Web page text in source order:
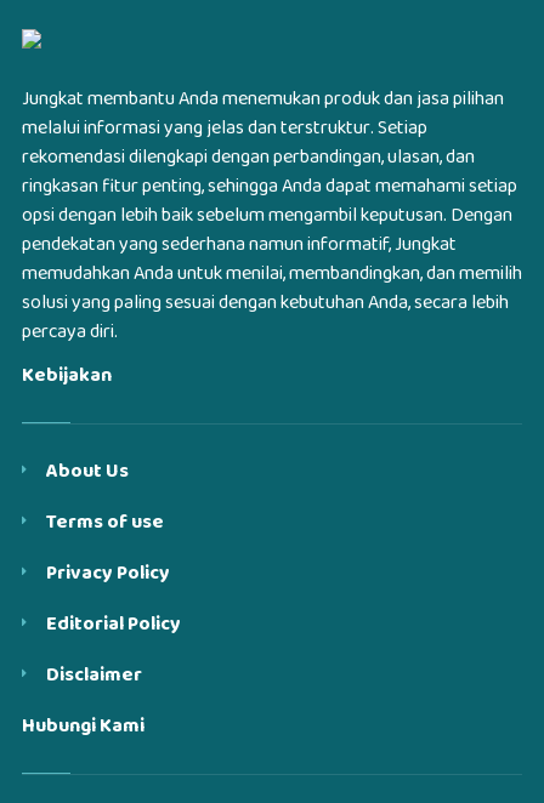
Jungkat membantu Anda menemukan produk dan jasa pilihan
melalui informasi yang jelas dan terstruktur. Setiap
rekomendasi dilengkapi dengan perbandingan, ulasan, dan
ringkasan fitur penting, sehingga Anda dapat memahami setiap
opsi dengan lebih baik sebelum mengambil keputusan. Dengan
pendekatan yang sederhana namun informatif, Jungkat
memudahkan Anda untuk menilai, membandingkan, dan memilih
solusi yang paling sesuai dengan kebutuhan Anda, secara lebih
percaya diri.
Kebijakan
About Us
Terms of use
Privacy Policy
Editorial Policy
Disclaimer
Hubungi Kami